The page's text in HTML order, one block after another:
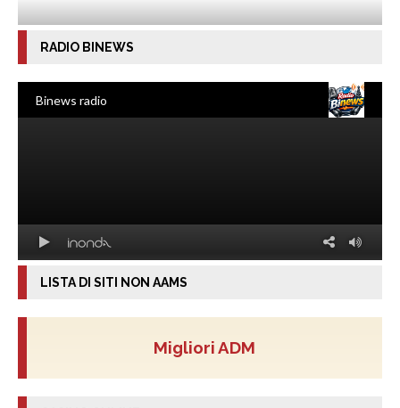
RADIO BINEWS
LISTA DI SITI NON AAMS
Migliori ADM